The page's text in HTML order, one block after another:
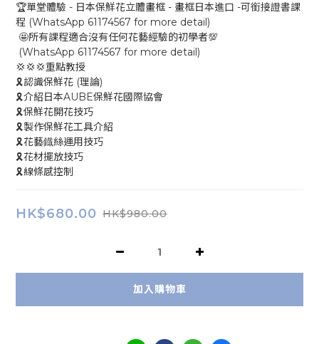
🏆單堂體驗 - 日本保鮮花立體畫框 - 畫框日本進口 -可銜接證書課
程 (WhatsApp 61174567 for more detail)
🤩所有課程適合沒有任何花藝經驗的初學者💯
(WhatsApp 61174567 for more detail)
💢💢💢重點教授
🎗認識保鮮花 (理論)
🎗介紹日本AUBE保鮮花國際協會
🎗保鮮花開花技巧
🎗製作保鮮花工具介紹
🎗花藝鐡絲運用技巧
🎗花材擺放技巧
🎗線條感控制
HK$680.00 HK$980.00
加入購物車